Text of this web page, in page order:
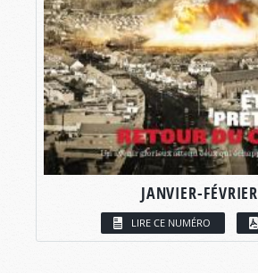
JANVIER-FÉVRIER
LIRE CE NUMÉRO